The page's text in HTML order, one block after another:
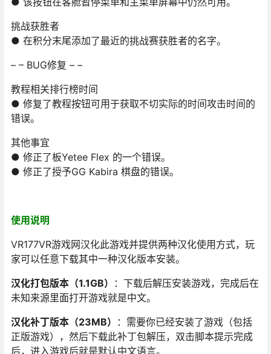
挑战获胜者
● 在积分末尾添加了最近的挑战赛获胜者的名字。
– – BUG修复 – –
教程相关排行榜时间
● 修复了教程按钮可用于获取不切实际的时间攻击时间的
错误。
其他事宜
● 修正了板Yetee Flex 的一个错误。
● 修正了授予GG Kabira 棋盘的错误。
使用说明
VR177VR游戏网汉化此游戏并提供两种汉化使用方式，玩
家可以任意下载其中一种汉化版本安装。
汉化打包版本（1.1GB）
：下载后解压安装游戏，完成后在
未知来源里面打开游戏就是中文。
汉化补丁版本（23MB）
：需要你已经安装了游戏（包括
正版游戏），然后下载此补丁包解压，双击脚本提示完成
后，进入游戏后就是默认中文语言。